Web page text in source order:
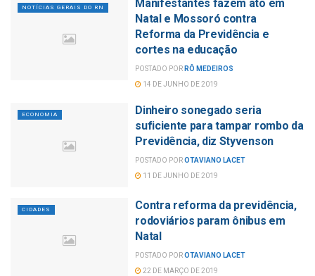
NOTÍCIAS GERAIS DO RN
Manifestantes fazem ato em
Natal e Mossoró contra
Reforma da Previdência e
cortes na educação
POSTADO POR RÔ MEDEIROS
14 DE JUNHO DE 2019
ECONOMIA
Dinheiro sonegado seria
suficiente para tampar rombo da
Previdência, diz Styvenson
POSTADO POROTAVIANO LACET
11 DE JUNHO DE 2019
CIDADES
Contra reforma da previdência,
rodoviários param ônibus em
Natal
POSTADO POROTAVIANO LACET
22 DE MARÇO DE 2019